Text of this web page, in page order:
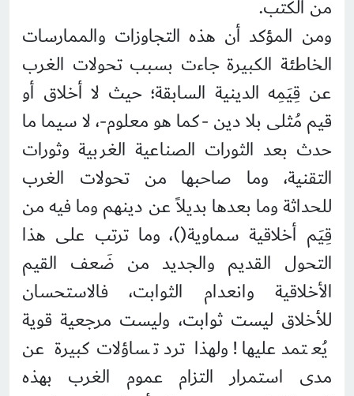
من الكتب.
ومن المؤكد أن هذه التجاوزات والممارسات
الخاطئة الكبيرة جاءت بسبب تحولات الغرب
عن قِيَمِه الدينية السابقة؛ حيث لا أخلاق أو
قيم مُثلى بلا دين -كما هو معلوم-، لا سيما ما
حدث بعد الثورات الصناعية الغربية وثورات
التقنية، وما صاحبها من تحولات الغرب
للحداثة وما بعدها بديلاً عن دينهم وما فيه من
قِيَم أخلاقية سماوية()، وما ترتب على هذا
التحول القديم والجديد من ضَعف القيم
الأخلاقية وانعدام الثوابت، فالاستحسان
للأخلاق ليست ثوابت، وليست مرجعية قوية
يُعتمد عليها! ولهذا ترد تساؤلات كبيرة عن
مدى استمرار التزام عموم الغرب بهذه